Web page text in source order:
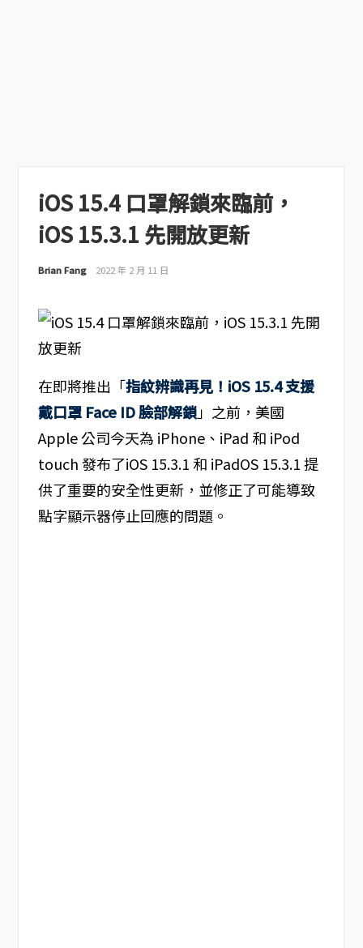
iOS 15.4 口罩解鎖來臨前，
iOS 15.3.1 先開放更新
Brian Fang 2022 年 2 月 11 日
在即將推出「指紋辨識再見！iOS 15.4 支援
戴口罩 Face ID 臉部解鎖」之前，美國
Apple 公司今天為 iPhone、iPad 和 iPod
touch 發布了iOS 15.3.1 和 iPadOS 15.3.1 提
供了重要的安全性更新，並修正了可能導致
點字顯示器停止回應的問題。